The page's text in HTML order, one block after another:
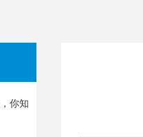
你知